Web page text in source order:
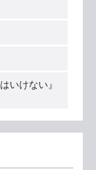
いけない』